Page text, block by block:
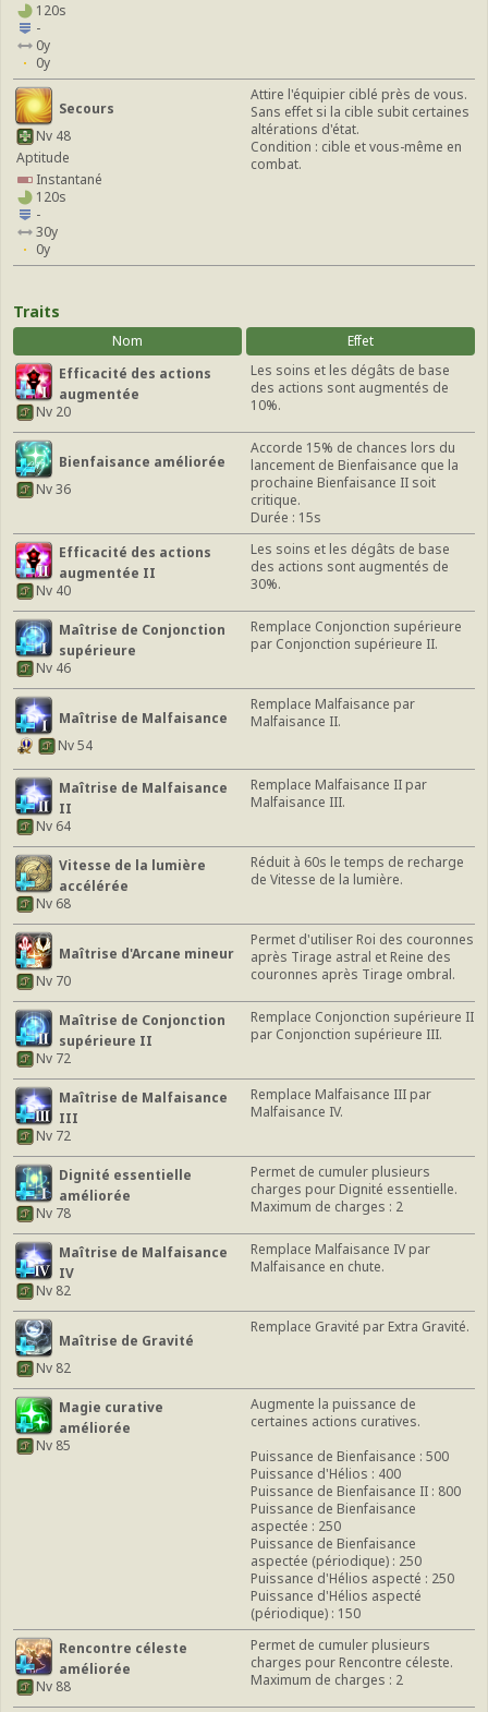
120s
-
0y
0y
Secours
Nv 48
Aptitude
Instantané
120s
-
30y
0y
Attire l'équipier ciblé près de vous.
Sans effet si la cible subit certaines
altérations d'état.
Condition : cible et vous-même en
combat.
Traits
Nom
Effet
Efficacité des actions
augmentée
Nv 20
Les soins et les dégâts de base
des actions sont augmentés de
10%.
Bienfaisance améliorée
Nv 36
Accorde 15% de chances lors du
lancement de Bienfaisance que la
prochaine Bienfaisance II soit
critique.
Durée : 15s
Efficacité des actions
augmentée II
Nv 40
Les soins et les dégâts de base
des actions sont augmentés de
30%.
Maîtrise de Conjonction
supérieure
Nv 46
Remplace Conjonction supérieure
par Conjonction supérieure II.
Maîtrise de Malfaisance
Nv 54
Remplace Malfaisance par
Malfaisance II.
Maîtrise de Malfaisance
II
Nv 64
Remplace Malfaisance II par
Malfaisance III.
Vitesse de la lumière
accélérée
Nv 68
Réduit à 60s le temps de recharge
de Vitesse de la lumière.
Maîtrise d'Arcane mineur
Nv 70
Permet d'utiliser Roi des couronnes
après Tirage astral et Reine des
couronnes après Tirage ombral.
Maîtrise de Conjonction
supérieure II
Nv 72
Remplace Conjonction supérieure II
par Conjonction supérieure III.
Maîtrise de Malfaisance
III
Nv 72
Remplace Malfaisance III par
Malfaisance IV.
Dignité essentielle
améliorée
Nv 78
Permet de cumuler plusieurs
charges pour Dignité essentielle.
Maximum de charges : 2
Maîtrise de Malfaisance
IV
Nv 82
Remplace Malfaisance IV par
Malfaisance en chute.
Maîtrise de Gravité
Nv 82
Remplace Gravité par Extra Gravité.
Magie curative
améliorée
Nv 85
Augmente la puissance de
certaines actions curatives.
Puissance de Bienfaisance : 500
Puissance d'Hélios : 400
Puissance de Bienfaisance II : 800
Puissance de Bienfaisance
aspectée : 250
Puissance de Bienfaisance
aspectée (périodique) : 250
Puissance d'Hélios aspecté : 250
Puissance d'Hélios aspecté
(périodique) : 150
Rencontre céleste
améliorée
Nv 88
Permet de cumuler plusieurs
charges pour Rencontre céleste.
Maximum de charges : 2